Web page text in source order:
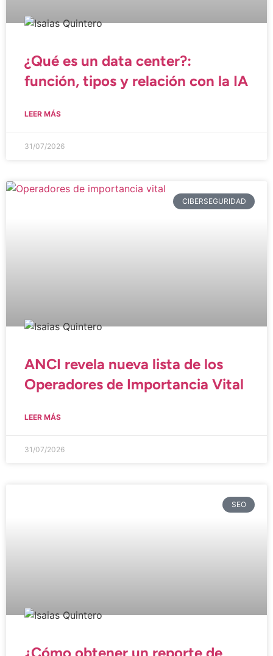
¿Qué es un data center?:
función, tipos y relación con la IA
LEER MÁS
31/07/2026
CIBERSEGURIDAD
ANCI revela nueva lista de los
Operadores de Importancia Vital
LEER MÁS
31/07/2026
SEO